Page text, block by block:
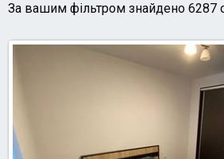
За вашим фільтром знайдено 6287